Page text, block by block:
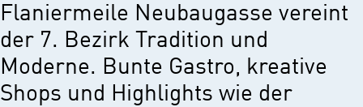
Flaniermeile Neubaugasse vereint
der 7. Bezirk Tradition und
Moderne. Bunte Gastro, kreative
Shops und Highlights wie der